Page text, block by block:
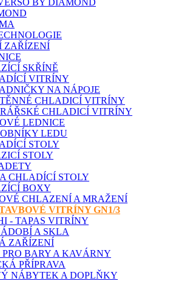
ZAŘÍZENÍ
SKŘÍNĚ
VITRÍNY
NA NÁPOJE
CHLADICÍ VITRÍNY
CHLADICÍ VITRÍNY
LEDNICE
LEDU
STOLY
STOLY
CHLADÍCÍ STOLY
BOXY
CHLAZENÍ A MRAŽENÍ
VITRÍNY GN1/3
- TAPAS VITRÍNY
A SKLA
ZAŘÍZENÍ
BARY A KAVÁRNY
PŘÍPRAVA
NÁBYTEK A DOPLŇKY